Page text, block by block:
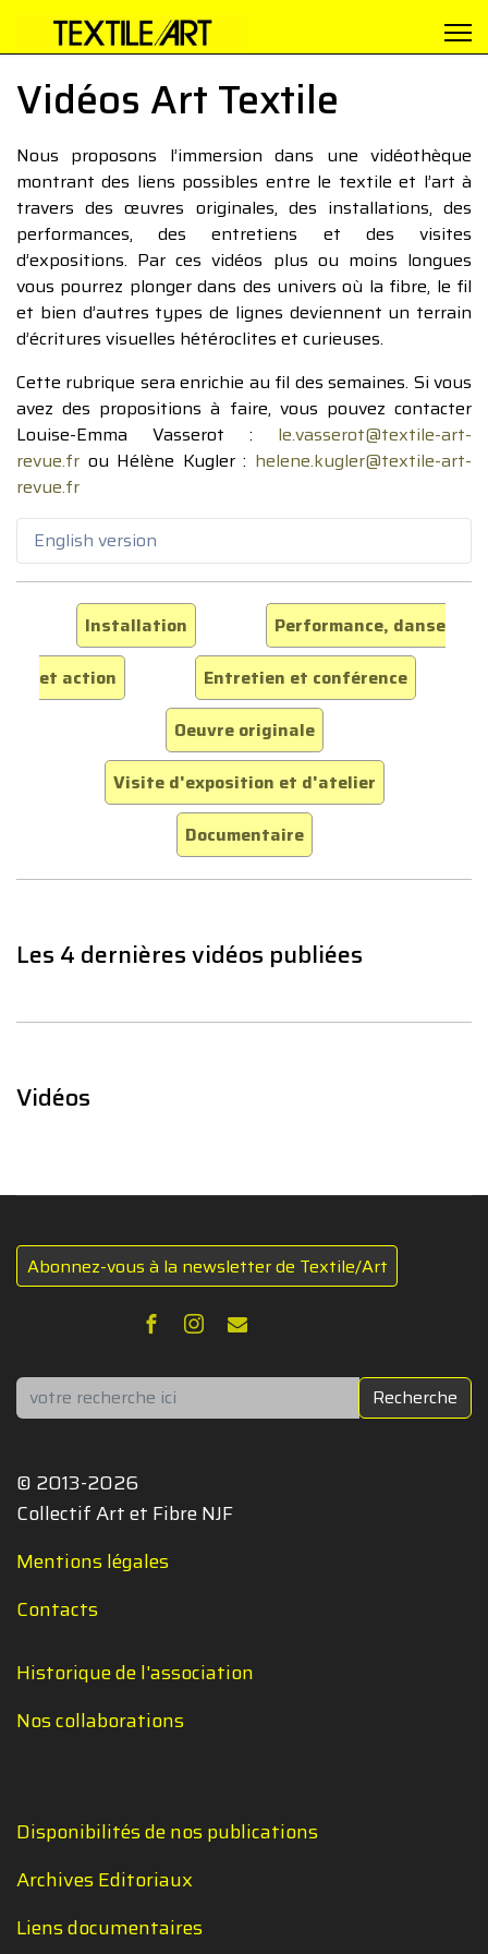
Vidéos Art Textile
Nous proposons l’immersion dans une vidéothèque
montrant des liens possibles entre le textile et l’art à
travers des œuvres originales, des installations, des
performances, des entretiens et des visites
d’expositions. Par ces vidéos plus ou moins longues
vous pourrez plonger dans des univers où la fibre, le fil
et bien d’autres types de lignes deviennent un terrain
d’écritures visuelles hétéroclites et curieuses.
Cette rubrique sera enrichie au fil des semaines. Si vous
avez des propositions à faire, vous pouvez contacter
Louise-Emma Vasserot : le.vasserot@textile-art-
revue.fr ou Hélène Kugler : helene.kugler@textile-art-
revue.fr
English version
Installation
Performance, danse
et action
Entretien et conférence
Oeuvre originale
Visite d'exposition et d'atelier
Documentaire
Les 4 dernières vidéos publiées
Vidéos
Abonnez-vous à la newsletter de Textile/Art
Rechercher Recherche
© 2013-2026
Collectif Art et Fibre NJF
Mentions légales
Contacts
Historique de l'association
Nos collaborations
Disponibilités de nos publications
Archives Editoriaux
Liens documentaires